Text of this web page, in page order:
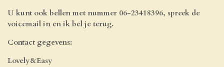
U kunt ook bellen met nummer 06-23418396, spreek de
voicemail in en ik bel je terug.
Contact gegevens:
Lovely&Easy